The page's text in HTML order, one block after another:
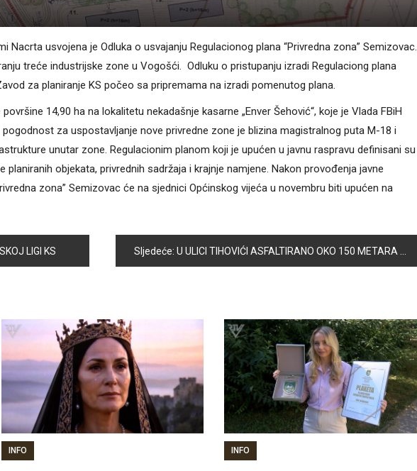
Nacrta usvojena je Odluka o usvajanju Regulacionog plana “Privredna zona” Semizovac.
treće industrijske zone u Vogošći. Odluku o pristupanju izradi Regulaciong plana
za planiranje KS počeo sa pripremama na izradi pomenutog plana.
14,90 ha na lokalitetu nekadašnje kasarne „Enver Šehović“, koje je Vlada FBiH
za uspostavljanje nove privredne zone je blizina magistralnog puta M-18 i
unutar zone. Regulacionim planom koji je upućen u javnu raspravu definisani su
objekata, privrednih sadržaja i krajnje namjene. Nakon provođenja javne
zona” Semizovac će na sjednici Općinskog vijeća u novembru biti upućen na
LIGI KS Sljedeće: U ULICI TIHOVIĆI ASFALTIRANO OKO 150 METARA PUTA
INFO INFO